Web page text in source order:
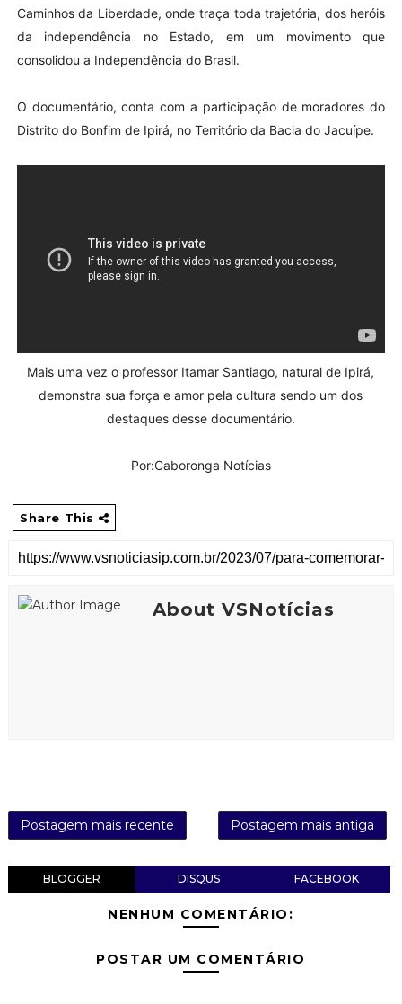
Caminhos da Liberdade, onde traça toda trajetória, dos heróis
da independência no Estado, em um movimento que
consolidou a Independência do Brasil.
O documentário, conta com a participação de moradores do
Distrito do Bonfim de Ipirá, no Território da Bacia do Jacuípe.
Mais uma vez o professor Itamar Santiago, natural de Ipirá,
demonstra sua força e amor pela cultura sendo um dos
destaques desse documentário.
Por:Caboronga Notícias
Share This
About VSNotícias
Postagem mais recente Postagem mais antiga
BLOGGER DISQUS FACEBOOK
NENHUM COMENTÁRIO:
POSTAR UM COMENTÁRIO